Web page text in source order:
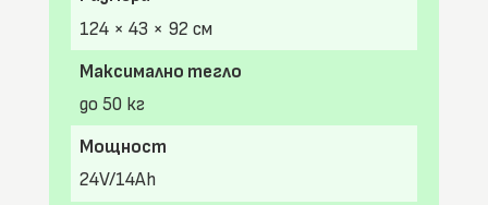
124 × 43 × 92 см
Максимално тегло
до 50 кг
Мощност
24V/14Ah